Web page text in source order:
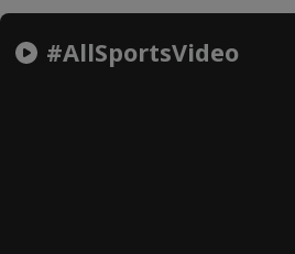
#AllSportsVideo